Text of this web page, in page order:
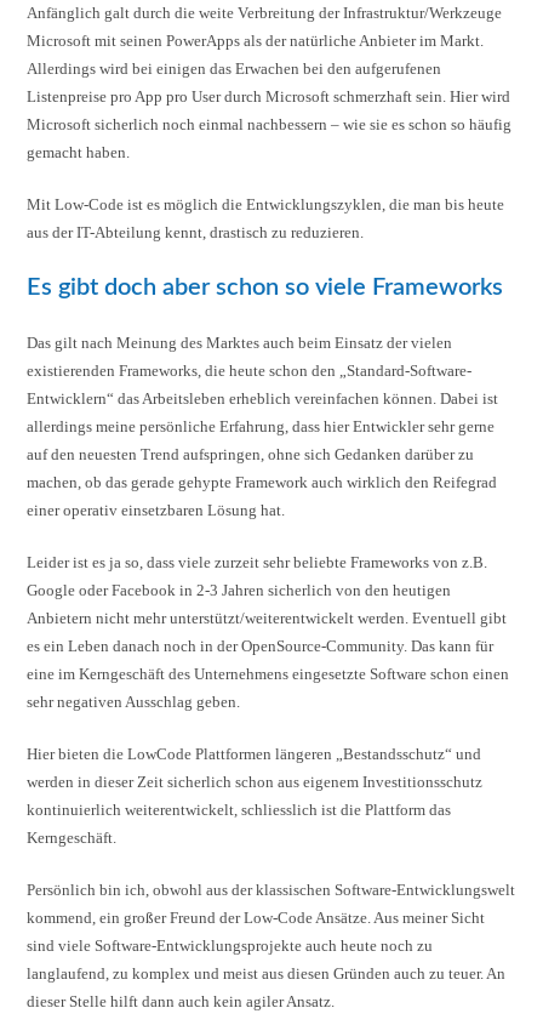
Anfänglich galt durch die weite Verbreitung der Infrastruktur/Werkzeuge
Microsoft mit seinen PowerApps als der natürliche Anbieter im Markt.
Allerdings wird bei einigen das Erwachen bei den aufgerufenen
Listenpreise pro App pro User durch Microsoft schmerzhaft sein. Hier wird
Microsoft sicherlich noch einmal nachbessern – wie sie es schon so häufig
gemacht haben.
Mit Low-Code ist es möglich die Entwicklungszyklen, die man bis heute
aus der IT-Abteilung kennt, drastisch zu reduzieren.
Es gibt doch aber schon so viele Frameworks
Das gilt nach Meinung des Marktes auch beim Einsatz der vielen
existierenden Frameworks, die heute schon den „Standard-Software-
Entwicklern“ das Arbeitsleben erheblich vereinfachen können. Dabei ist
allerdings meine persönliche Erfahrung, dass hier Entwickler sehr gerne
auf den neuesten Trend aufspringen, ohne sich Gedanken darüber zu
machen, ob das gerade gehypte Framework auch wirklich den Reifegrad
einer operativ einsetzbaren Lösung hat.
Leider ist es ja so, dass viele zurzeit sehr beliebte Frameworks von z.B.
Google oder Facebook in 2-3 Jahren sicherlich von den heutigen
Anbietern nicht mehr unterstützt/weiterentwickelt werden. Eventuell gibt
es ein Leben danach noch in der OpenSource-Community. Das kann für
eine im Kerngeschäft des Unternehmens eingesetzte Software schon einen
sehr negativen Ausschlag geben.
Hier bieten die LowCode Plattformen längeren „Bestandsschutz“ und
werden in dieser Zeit sicherlich schon aus eigenem Investitionsschutz
kontinuierlich weiterentwickelt, schliesslich ist die Plattform das
Kerngeschäft.
Persönlich bin ich, obwohl aus der klassischen Software-Entwicklungswelt
kommend, ein großer Freund der Low-Code Ansätze. Aus meiner Sicht
sind viele Software-Entwicklungsprojekte auch heute noch zu
langlaufend, zu komplex und meist aus diesen Gründen auch zu teuer. An
dieser Stelle hilft dann auch kein agiler Ansatz.